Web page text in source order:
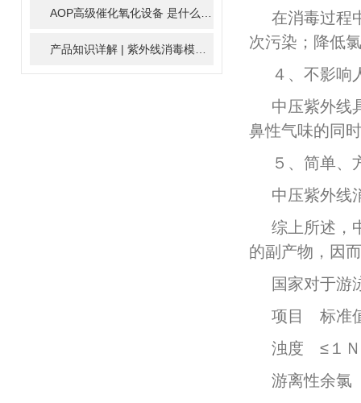
2025-11-17
2024-01-16
在消毒过程
次污染；降低
４、不影响
中压紫外线
鼻性气味的同
５、简单、
中压紫外线
综上所述，
的副产物，因
国家对于游
项目 标准
浊度 ≤１
游离性余